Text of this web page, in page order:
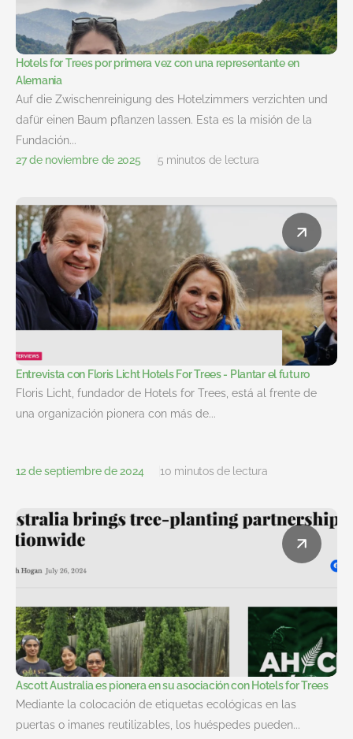
Hotels for Trees por primera vez con una representante en
Alemania
Auf die Zwischenreinigung des Hotelzimmers verzichten und
dafür einen Baum pflanzen lassen. Esta es la misión de la
Fundación...
27 de noviembre de 2025
5 minutos de lectura
Entrevista con Floris Licht Hotels For Trees - Plantar el futuro
Floris Licht, fundador de Hotels for Trees, está al frente de
una organización pionera con más de...
12 de septiembre de 2024 10 minutos de lectura
Ascott Australia es pionera en su asociación con Hotels for Trees
Mediante la colocación de etiquetas ecológicas en las
puertas o imanes reutilizables, los huéspedes pueden...